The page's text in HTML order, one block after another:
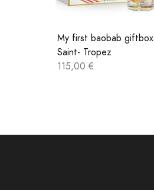
My first baobab giftbox
Saint- Tropez
115,00 €